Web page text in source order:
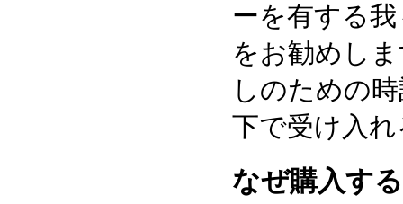
ーを有する
をお勧めし
しのための
下で受け入
なぜ購入す